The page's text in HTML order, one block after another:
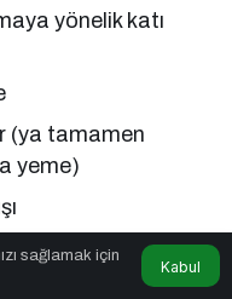
yönelik katı
(ya tamamen
yeme)
rolüm yalnızca
sağlamak için
Kabul